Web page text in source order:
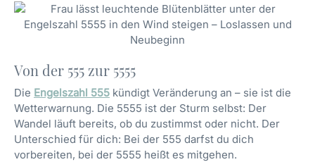
Von der 555 zur 5555
Die Engelszahl 555 kündigt Veränderung an – sie ist die
Wetterwarnung. Die 5555 ist der Sturm selbst: Der
Wandel läuft bereits, ob du zustimmst oder nicht. Der
Unterschied für dich: Bei der 555 darfst du dich
vorbereiten, bei der 5555 heißt es mitgehen.